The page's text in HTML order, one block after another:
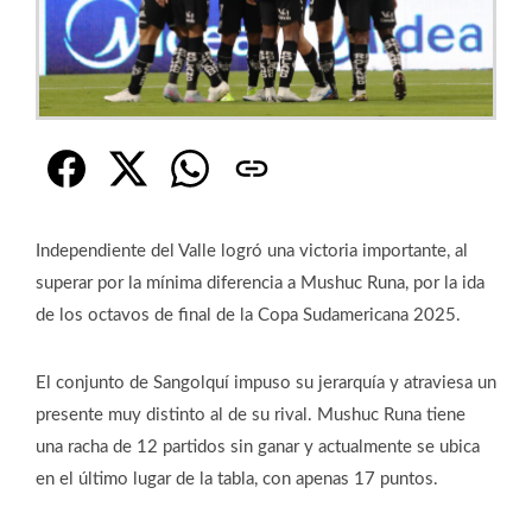
Independiente del Valle logró una victoria importante, al
superar por la mínima diferencia a Mushuc Runa, por la ida
de los octavos de final de la Copa Sudamericana 2025.
El conjunto de Sangolquí impuso su jerarquía y atraviesa un
presente muy distinto al de su rival. Mushuc Runa tiene
una racha de 12 partidos sin ganar y actualmente se ubica
en el último lugar de la tabla, con apenas 17 puntos.